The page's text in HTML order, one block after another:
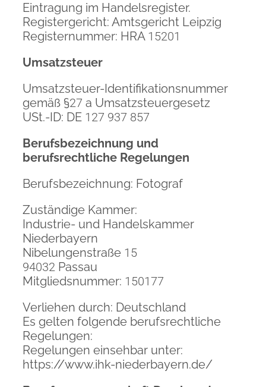
Eintragung im Handelsregister.
Registergericht: Amtsgericht Leipzig
Registernummer: HRA 15201
Umsatzsteuer
Umsatzsteuer-Identifikationsnummer
gemäß §27 a Umsatzsteuergesetz
USt.-ID: DE 127 937 857
Berufsbezeichnung und
berufsrechtliche Regelungen
Berufsbezeichnung: Fotograf
Zuständige Kammer:
Industrie- und Handelskammer
Niederbayern
Nibelungenstraße 15
94032 Passau
Mitgliedsnummer: 150177
Verliehen durch: Deutschland
Es gelten folgende berufsrechtliche
Regelungen:
Regelungen einsehbar unter:
https://www.ihk-niederbayern.de/